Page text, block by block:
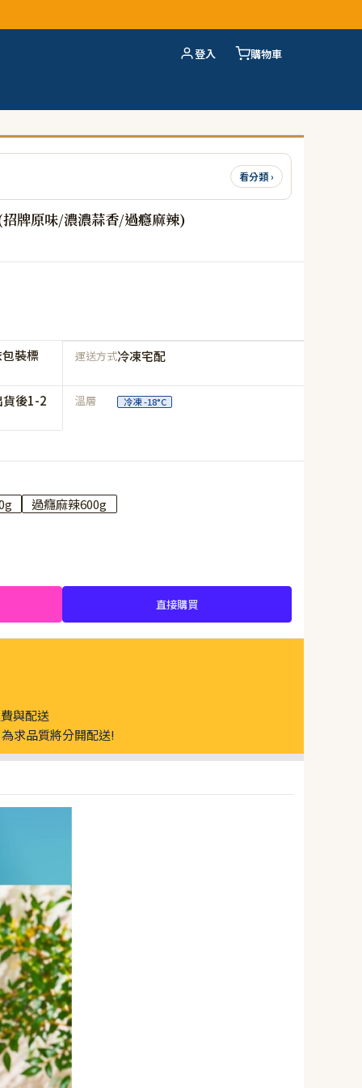
登入 購物車
看分類 ›
牌原味/濃濃蒜香/過癮麻辣)
裝標 運送方式冷凍宅配
後1-2 溫層 冷凍 -18°C
過癮麻辣600g
直接購買
與配送
求品質將分開配送!